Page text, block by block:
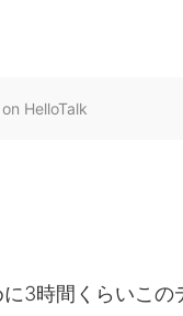
HelloTalk
3時間くらいこの